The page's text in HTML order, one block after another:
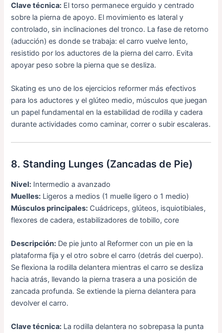
Clave técnica: El torso permanece erguido y centrado
sobre la pierna de apoyo. El movimiento es lateral y
controlado, sin inclinaciones del tronco. La fase de retorno
(aducción) es donde se trabaja: el carro vuelve lento,
resistido por los aductores de la pierna del carro. Evita
apoyar peso sobre la pierna que se desliza.
Skating es uno de los ejercicios reformer más efectivos
para los aductores y el glúteo medio, músculos que juegan
un papel fundamental en la estabilidad de rodilla y cadera
durante actividades como caminar, correr o subir escaleras.
8. Standing Lunges (Zancadas de Pie)
Nivel: Intermedio a avanzado
Muelles: Ligeros a medios (1 muelle ligero o 1 medio)
Músculos principales: Cuádriceps, glúteos, isquiotibiales,
flexores de cadera, estabilizadores de tobillo, core
Descripción: De pie junto al Reformer con un pie en la
plataforma fija y el otro sobre el carro (detrás del cuerpo).
Se flexiona la rodilla delantera mientras el carro se desliza
hacia atrás, llevando la pierna trasera a una posición de
zancada profunda. Se extiende la pierna delantera para
devolver el carro.
Clave técnica: La rodilla delantera no sobrepasa la punta